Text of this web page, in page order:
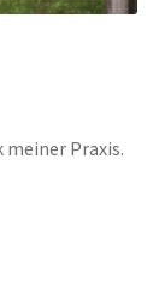
meiner Praxis.